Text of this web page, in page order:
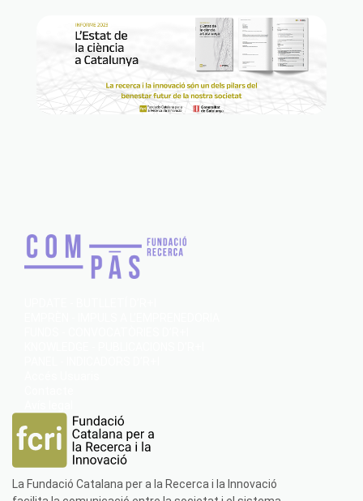
La Fundació Catalana per a la Recerca i la Innovació